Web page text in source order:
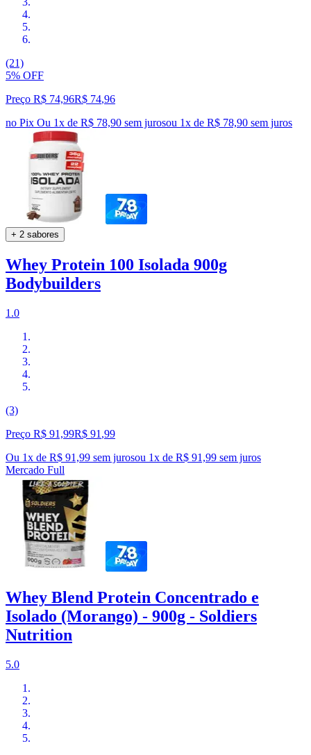
(21)
5% OFF
Preço R$ 74,96R$ 74,96
no Pix Ou 1x de R$ 78,90 sem jurosou 1x de R$ 78,90 sem juros
+ 2 sabores
Whey Protein 100 Isolada 900g
Bodybuilders
1.0
(3)
Preço R$ 91,99R$ 91 ,99
Ou 1x de R$ 91,99 sem jurosou 1x de R$ 91,99 sem juros
Mercado Full
Whey Blend Protein Concentrado e
Isolado (Morango) - 900g - Soldiers
Nutrition
5.0